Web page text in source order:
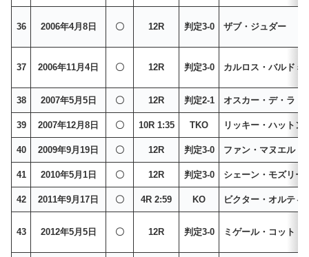
36 2006年4月8日 〇 12R 判定3-0 ザブ・ジュダー
37 2006年11月4日 〇 12R 判定3-0 カルロス・バルドミ
38 2007年5月5日 〇 12R 判定2-1 オスカー・デ・ラ・
39 2007年12月8日 〇 10R 1:35 TKO リッキー・ハットン
40 2009年9月19日 〇 12R 判定3-0 ファン・マヌエル・
41 2010年5月1日 〇 12R 判定3-0 シェーン・モズリー
42 2011年9月17日 〇 4R 2:59 KO ビクター・オルティ
43 2012年5月5日 〇 12R 判定3-0 ミゲール・コット